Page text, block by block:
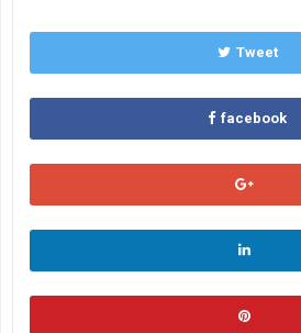
Tweet
facebook